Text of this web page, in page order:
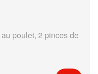
poulet, 2 pinces de